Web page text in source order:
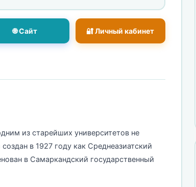
🌐 Сайт 🔐 Личный кабинет
из старейших университетов не
в 1927 году как Среднеазиатский
в Самаркандский государственный